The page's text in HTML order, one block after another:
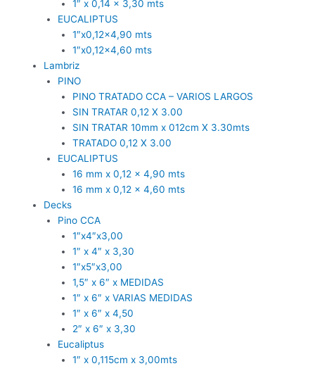
1″ x 0,14 x 3,30 mts
EUCALIPTUS
1″x0,12×4,90 mts
1″x0,12×4,60 mts
Lambriz
PINO
PINO TRATADO CCA – VARIOS LARGOS
SIN TRATAR 0,12 X 3.00
SIN TRATAR 10mm x 012cm X 3.30mts
TRATADO 0,12 X 3.00
EUCALIPTUS
16 mm x 0,12 x 4,90 mts
16 mm x 0,12 x 4,60 mts
Decks
Pino CCA
1″x4″x3,00
1″ x 4″ x 3,30
1″x5″x3,00
1,5″ x 6″ x MEDIDAS
1″ x 6″ x VARIAS MEDIDAS
1″ x 6″ x 4,50
2″ x 6″ x 3,30
Eucaliptus
1″ x 0,115cm x 3,00mts